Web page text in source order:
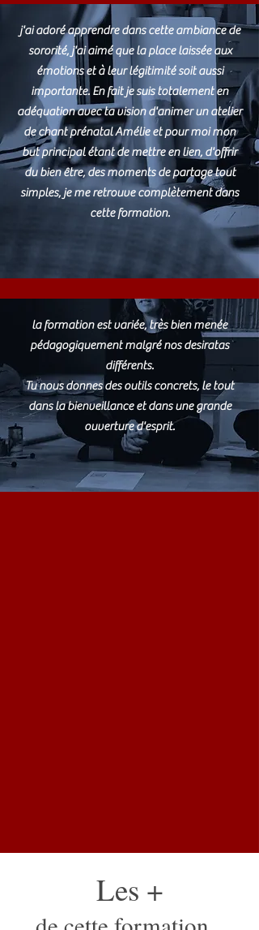
j'ai adoré apprendre dans cette ambiance de
sororité, j'ai aimé que la place laissée aux
émotions et à leur légitimité soit aussi
importante. En fait je suis totalement en
adéquation avec ta vision d'animer un atelier
de chant prénatal Amélie et pour moi mon
but principal étant de mettre en lien, d'offrir
du bien être, des moments de partage tout
simples, je me retrouve complètement dans
cette formation.
la formation est variée, très bien menée
pédagogiquement malgré nos desiratas
différents.
Tu nous donnes des outils concrets, le tout
dans la bienveillance et dans une grande
ouverture d'esprit.
Les +